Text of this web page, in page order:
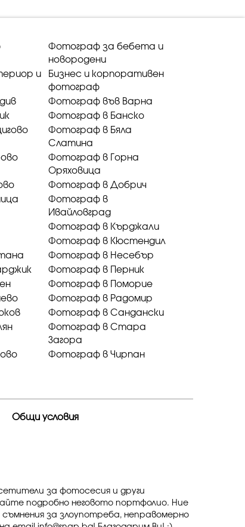
Фотограф за бебета и
новородени
и
Бизнес и корпоративен
фотограф
Фотограф във Варна
Фотограф в Банско
Фотограф в Бяла
Слатина
Фотограф в Горна
Оряховица
Фотограф в Добрич
Фотограф в
Ивайловград
Фотограф в Кърджали
Фотограф в Кюстендил
Фотограф в Несебър
Фотограф в Перник
Фотограф в Поморие
Фотограф в Радомир
Фотограф в Сандански
Фотограф в Стара
Загора
Фотограф в Чирпан
Общи условия
за фотосесия и други
подробно неговото портфолио. Ние
за злоупотреба, неправомерно